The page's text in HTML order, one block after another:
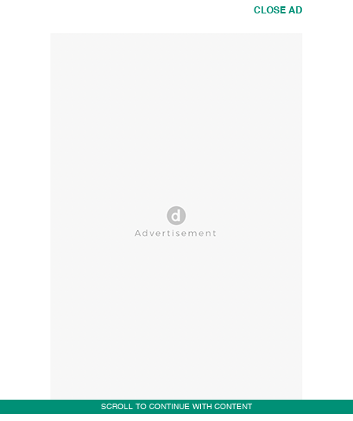
CLOSE AD
SCROLL TO CONTINUE WITH CONTENT